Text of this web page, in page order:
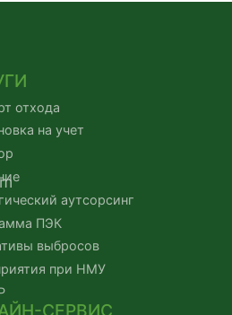
отхода
на учет
аутсорсинг
ПЭК
выбросов
при НМУ
СЕРВИС